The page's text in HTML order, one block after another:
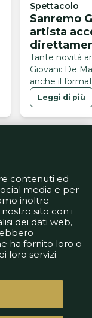
Spettacolo
Sanremo
artista
2027. Le
Tante novità
Giovani: De
anche il
Leggi di più
contenuti ed
media e per
inoltre
sito con i
dei dati web,
ha fornito loro o
loro servizi.